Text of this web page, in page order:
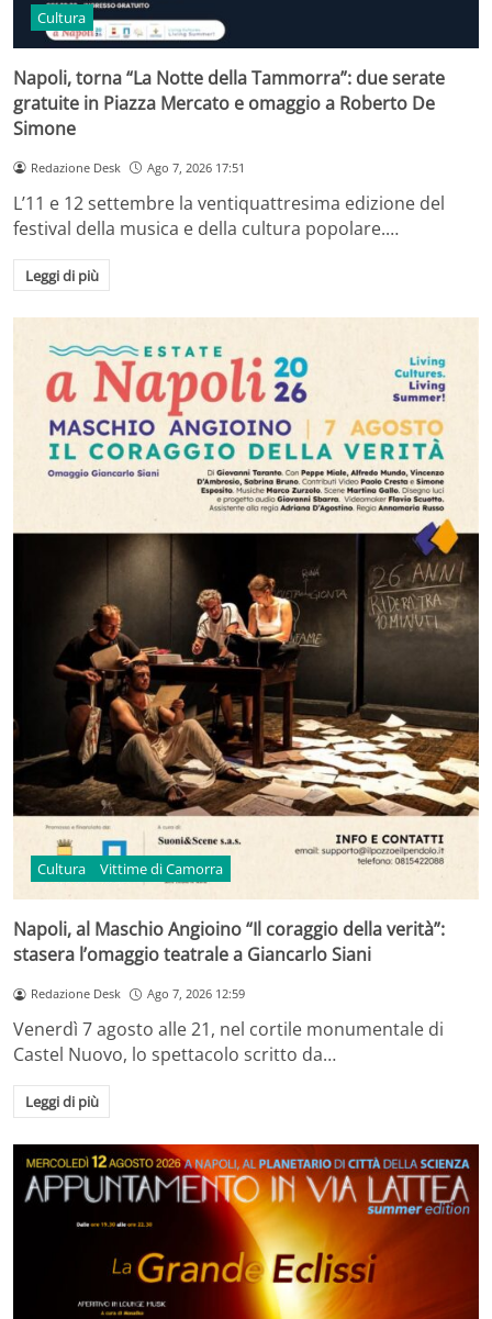
Cultura
Napoli, torna “La Notte della Tammorra”: due serate
gratuite in Piazza Mercato e omaggio a Roberto De
Simone
Redazione Desk Ago 7, 2026 17:51
L’11 e 12 settembre la ventiquattresima edizione del
festival della musica e della cultura popolare.…
Leggi di più
Cultura Vittime di Camorra
Napoli, al Maschio Angioino “Il coraggio della verità”:
stasera l’omaggio teatrale a Giancarlo Siani
Redazione Desk Ago 7, 2026 12:59
Venerdì 7 agosto alle 21, nel cortile monumentale di
Castel Nuovo, lo spettacolo scritto da…
Leggi di più